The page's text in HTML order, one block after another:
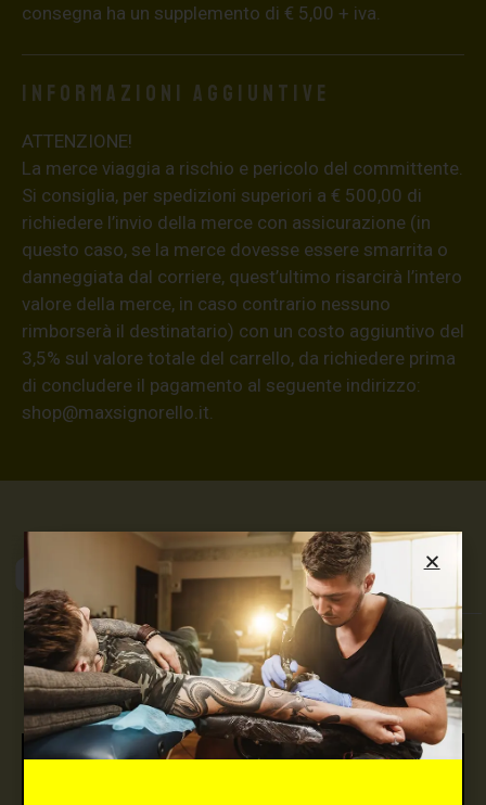
consegna ha un supplemento di € 5,00 + iva.
Informazioni aggiuntive
ATTENZIONE!
La merce viaggia a rischio e pericolo del committente.
Si consiglia, per spedizioni superiori a € 500,00 di
richiedere l’invio della merce con assicurazione (in
questo caso, se la merce dovesse essere smarrita o
danneggiata dal corriere, quest’ultimo risarcirà l’intero
valore della merce, in caso contrario nessuno
rimborserà il destinatario) con un costo aggiuntivo del
3,5% sul valore totale del carrello, da richiedere prima
di concludere il pagamento al seguente indirizzo:
shop@maxsignorello.it
Max Signorello
Tattoo Supply
TUTTO PER IL TUO
TATTOO STUDIO